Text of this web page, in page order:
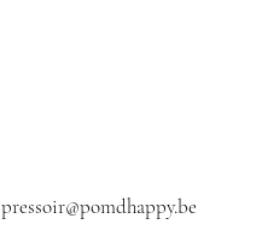
pressoir@pomdhappy.be